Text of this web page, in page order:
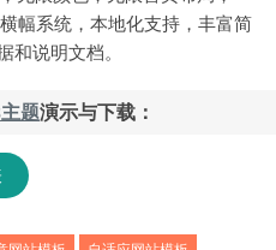
幅系统，本地化支持，丰富简
说明文档。
题演示与下载：